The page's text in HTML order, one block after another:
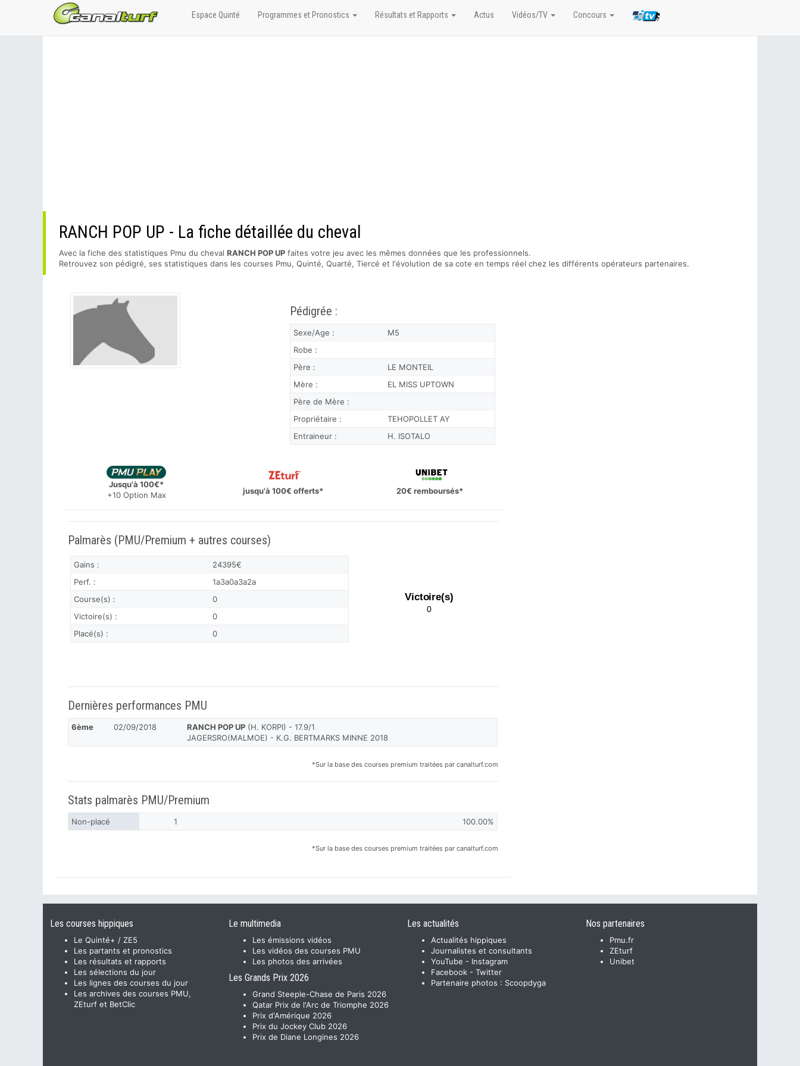
RANCH POP UP - La fiche détaillée du cheval
Avec la fiche des statistiques Pmu du cheval RANCH POP UP faites votre jeu avec les mêmes données que les professionnels.
Retrouvez son pédigré, ses statistiques dans les courses Pmu, Quinté, Quarté, Tiercé et l'évolution de sa cote en temps réel chez les différents opérateurs partenaires.
Pédigrée :
Sexe/Age :
M5
Robe :
Père :
LE MONTEIL
Mère :
EL MISS UPTOWN
Père de Mère :
Propriétaire :
TEHOPOLLET AY
Entraineur :
H. ISOTALO
Jusqu'à 100€*
+10 Option Max
jusqu'à 100€ offerts* 20€ remboursés*
Palmarès (PMU/Premium + autres courses)
Gains :
24395€
Perf. :
1a3a0a3a2a
Course(s) :
0
Victoire(s) :
0
Placé(s) :
0
Victoire(s)
0
Dernières performances PMU
6ème 02/09/2018 RANCH POP UP (H. KORPI) - 17.9/1
JAGERSRO(MALMOE) - K.G. BERTMARKS MINNE 2018
*Sur la base des courses premium traitées par canalturf.com
Stats palmarès PMU/Premium
Non-placé 1 100.00%
*Sur la base des courses premium traitées par canalturf.com
Espace Quinté Programmes et Pronostics Résultats et Rapports Actus Vidéos/TV Concours
Les courses hippiques
Le Quinté+ / ZE5
Les partants et pronostics
Les résultats et rapports
Les sélections du jour
Les lignes des courses du jour
Les archives des courses PMU,
ZEturf et BetClic
Le multimedia
Les émissions vidéos
Les vidéos des courses PMU
Les photos des arrivées
Les Grands Prix 2026
Grand Steeple-Chase de Paris 2026
Qatar Prix de l'Arc de Triomphe 2026
Prix d'Amérique 2026
Prix du Jockey Club 2026
Prix de Diane Longines 2026
Les actualités
Actualités hippiques
Journalistes et consultants
YouTube - Instagram
Facebook - Twitter
Partenaire photos : Scoopdyga
Nos partenaires
Pmu.fr
ZEturf
Unibet